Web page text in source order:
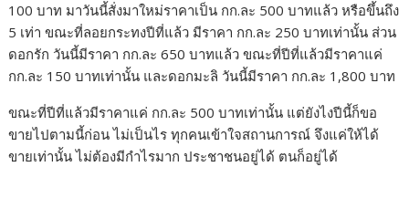
100 บาท มาวันนี้สั่งมาใหม่ราคาเป็น กก.ละ 500 บาทแล้ว หรือขึ้นถึง
5 เท่า ขณะที่ลอยกระทงปีที่แล้ว มีราคา กก.ละ 250 บาทเท่านั้น ส่วน
ดอกรัก วันนี้มีราคา กก.ละ 650 บาทแล้ว ขณะที่ปีที่แล้วมีราคาแค่
กก.ละ 150 บาทเท่านั้น และดอกมะลิ วันนี้มีราคา กก.ละ 1,800 บาท
ขณะที่ปีที่แล้วมีราคาแค่ กก.ละ 500 บาทเท่านั้น แต่ยังไงปีนี้ก็ขอ
ขายไปตามนี้ก่อน ไม่เป็นไร ทุกคนเข้าใจสถานการณ์ จึงแค่ให้ได้
ขายเท่านั้น ไม่ต้องมีกำไรมาก ประชาชนอยู่ได้ ตนก็อยู่ได้